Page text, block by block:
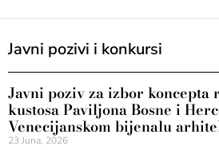
Javni pozivi i konkursi
Javni poziv za izbor koncepta
kustosa Paviljona Bosne i
Venecijanskom bijenalu
23 Juna, 2026